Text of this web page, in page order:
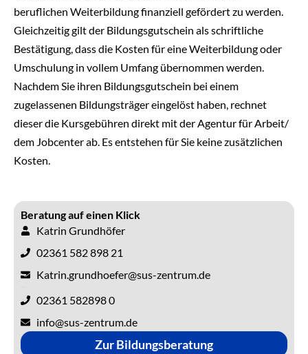
beruflichen Weiterbildung finanziell gefördert zu werden.
Gleichzeitig gilt der Bildungsgutschein als schriftliche
Bestätigung, dass die Kosten für eine Weiterbildung oder
Umschulung in vollem Umfang übernommen werden.
Nachdem Sie ihren Bildungsgutschein bei einem
zugelassenen Bildungsträger eingelöst haben, rechnet
dieser die Kursgebühren direkt mit der Agentur für Arbeit/
dem Jobcenter ab. Es entstehen für Sie keine zusätzlichen
Kosten.
Beratung auf einen Klick
Katrin Grundhöfer
02361 582 898 21
Katrin.grundhoefer@sus-zentrum.de
02361 582898 0
info@sus-zentrum.de
Zur Bildungsberatung